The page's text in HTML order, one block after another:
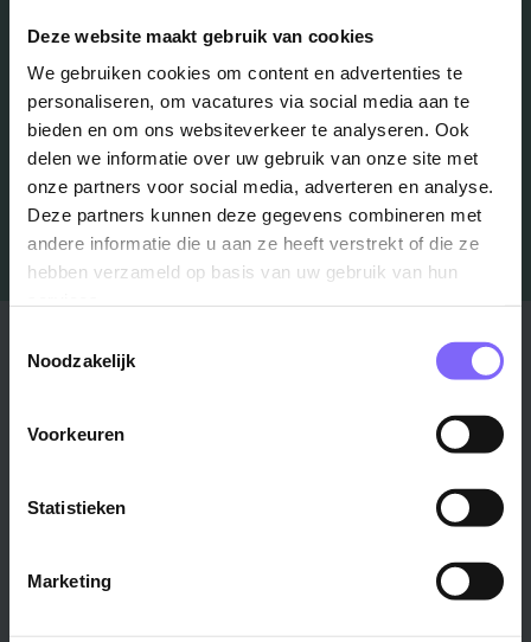
Deze website maakt gebruik van cookies
We gebruiken cookies om content en advertenties te
personaliseren, om vacatures via social media aan te
bieden en om ons websiteverkeer te analyseren. Ook
delen we informatie over uw gebruik van onze site met
onze partners voor social media, adverteren en analyse.
Deze partners kunnen deze gegevens combineren met
andere informatie die u aan ze heeft verstrekt of die ze
hebben verzameld op basis van uw gebruik van hun
Noodzakelijk
Voorkeuren
Statistieken
Marketing
Schrijf je in en we houden je op de hoogte
Job Alert instellen
Venlo ›